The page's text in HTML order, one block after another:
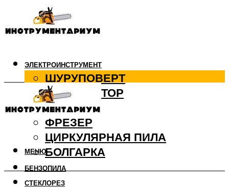
ЭЛЕКТРОИНСТРУМЕНТ
ШУРУПОВЕРТ
ПЕРФОРАТОР
ДРЕЛЬ
ФРЕЗЕР
ЦИРКУЛЯРНАЯ ПИЛА
БОЛГАРКА
БЕНЗОПИЛА
СТЕКЛОРЕЗ
МЕНЮ